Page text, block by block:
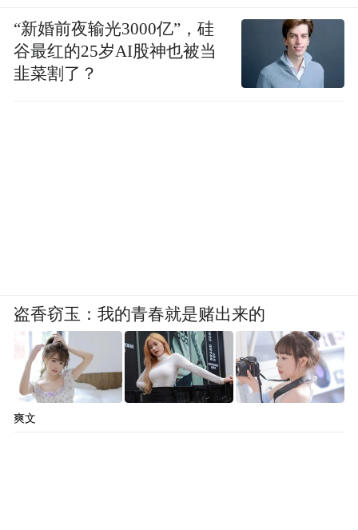
“新婚前夜输光3000亿”，硅
谷最红的25岁AI股神也被当
韭菜割了？
盗香窃玉：我的青春就是赌出来的
爽文